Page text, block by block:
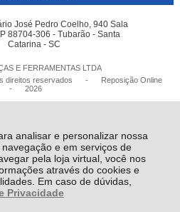
analisar e personalizar nossa
e em serviços de
pela loja virtual, você nos
através do cookies e
Em caso de dúvidas,
Privacidade
José Pedro Coelho, 940 Sala
88704-306 - Tubarão - Santa
Catarina - SC
E FERRAMENTAS LTDA
reservados
-
Reposição Online
-
2026